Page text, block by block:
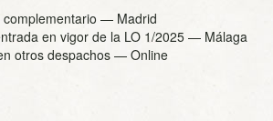
— Madrid
en vigor de la LO 1/2025— Málaga
otros despachos — Online